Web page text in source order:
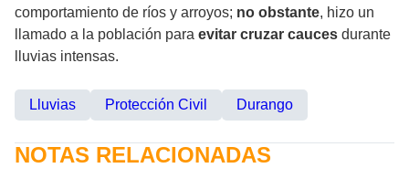
comportamiento de ríos y arroyos; no obstante, hizo un
llamado a la población para evitar cruzar cauces durante
lluvias intensas.
Lluvias Protección Civil Durango
NOTAS RELACIONADAS